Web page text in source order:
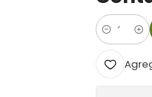
Cantidad